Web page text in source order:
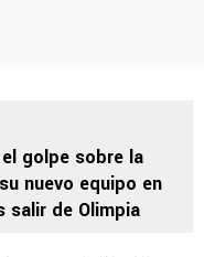
golpe sobre la
nuevo equipo en
salir de Olimpia